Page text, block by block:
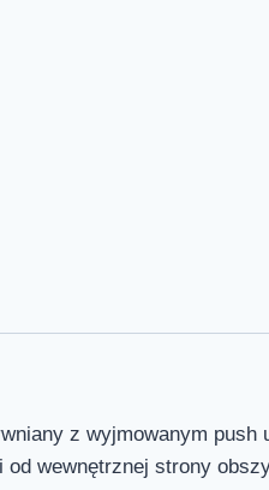
z wyjmowanym
wewnętrznej strony